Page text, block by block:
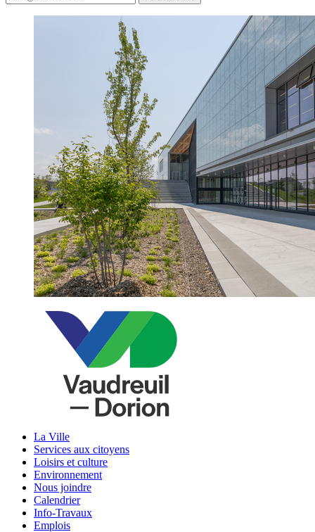
La Ville
Services aux citoyens
Loisirs et culture
Environnement
Nous joindre
Calendrier
Info-Travaux
Emplois